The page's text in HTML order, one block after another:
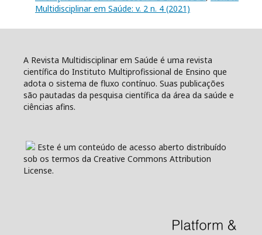
Multidisciplinar em Saúde: v. 2 n. 4 (2021)
A Revista Multidisciplinar em Saúde é uma revista
científica do Instituto Multiprofissional de Ensino que
adota o sistema de fluxo contínuo. Suas publicações
são pautadas da pesquisa científica da área da saúde e
ciências afins.
Este é um conteúdo de acesso aberto distribuído
sob os termos da Creative Commons Attribution
License.